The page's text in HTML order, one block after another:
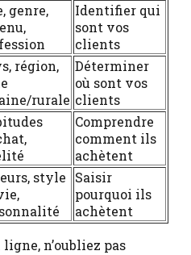
genre,
Identifier qui
sont vos
clients
région,
rurale
Déterminer
où sont vos
clients
Comprendre
comment ils
achètent
style
Saisir
pourquoi ils
achètent
n’oubliez pas